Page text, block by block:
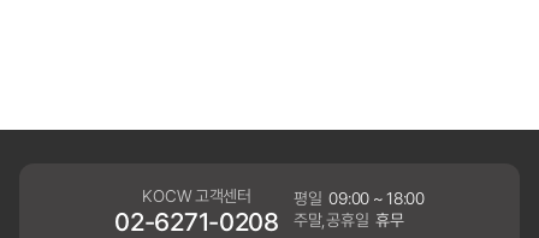
KOCW 고객센터
02-6271-0208
평일 09:00 ~ 18:00
주말,공휴일 휴무